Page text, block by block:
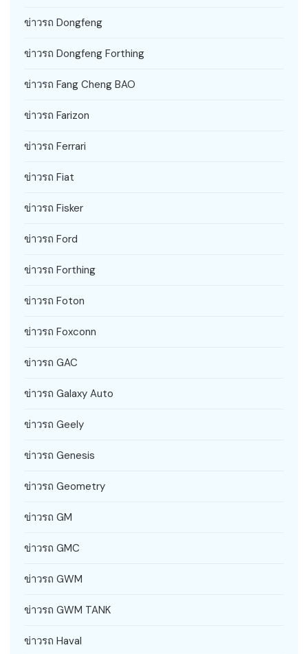
ข่าวรถ Dongfeng
ข่าวรถ Dongfeng Forthing
ข่าวรถ Fang Cheng BAO
ข่าวรถ Farizon
ข่าวรถ Ferrari
ข่าวรถ Fiat
ข่าวรถ Fisker
ข่าวรถ Ford
ข่าวรถ Forthing
ข่าวรถ Foton
ข่าวรถ Foxconn
ข่าวรถ GAC
ข่าวรถ Galaxy Auto
ข่าวรถ Geely
ข่าวรถ Genesis
ข่าวรถ Geometry
ข่าวรถ GM
ข่าวรถ GMC
ข่าวรถ GWM
ข่าวรถ GWM TANK
ข่าวรถ Haval